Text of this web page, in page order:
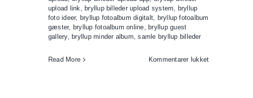
upload link, bryllup billeder upload system, bryllup
foto ideer, bryllup fotoalbum digitalt, bryllup fotoalbum
gæster, bryllup fotoalbum online, bryllup guest
gallery, bryllup minder album,samle bryllup billeder
Read More Kommentarer lukkettil